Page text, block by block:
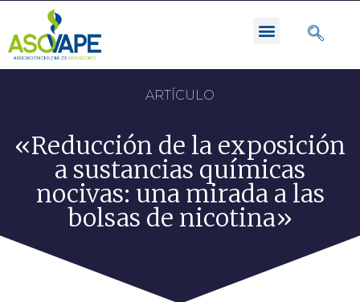
ARTÍCULO
«Reducción de la exposición
a sustancias químicas
nocivas: una mirada a las
bolsas de nicotina»